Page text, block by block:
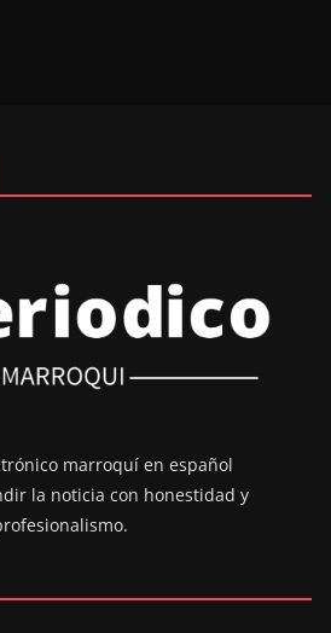
marroquí en español
la noticia con honestidad y